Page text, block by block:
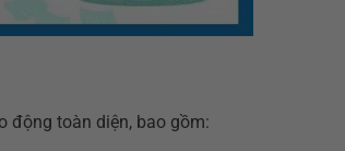
động toàn diện, bao gồm: